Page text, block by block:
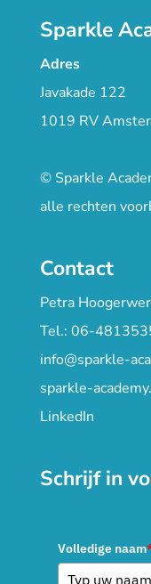
Sparkle
Adres
Javakade 122
1019 RV
© Sparkle
alle rechten
Contact
Petra
Tel.: 06-
info@sparkle-
sparkle-
LinkedIn
Schrijf in
Volledige naam